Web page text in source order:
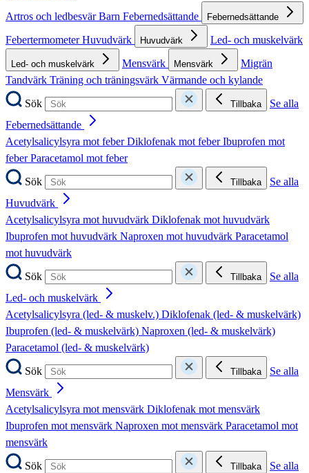
Artros och ledbesvärBarn Febernedsättande Febernedsättande
FebertermometerHuvudvärk Huvudvärk Led- och muskelvärk
Led- och muskelvärk Mensvärk Mensvärk
Migrän
Tandvärk Träning och träningsvärk Värmande och kylande
Sök
Tillbaka
Se alla
Febernedsättande
Acetylsalicylsyra mot feberDiklofenak mot feberIbuprofen mot
feberParacetamol mot feber
Sök
Tillbaka
Se alla
Huvudvärk
Acetylsalicylsyra mot huvudvärk Diklofenak mot huvudvärk
Ibuprofen mot huvudvärk Naproxen mot huvudvärk Paracetamol
mot huvudvärk
Sök
Tillbaka
Se alla
Led- och muskelvärk
Acetylsalicylsyra (led- & muskelv.) Diklofenak (led- & muskelvärk)
Ibuprofen (led- & muskelvärk) Naproxen (led- & muskelvärk)
Paracetamol (led- & muskelvärk)
Sök
Tillbaka
Se alla
Mensvärk
Acetylsalicylsyra mot mensvärk Diklofenak mot mensvärk
Ibuprofen mot mensvärk Naproxen mot mensvärk Paracetamol mot
mensvärk
Sök
Tillbaka
Se alla